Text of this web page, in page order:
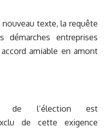
texte, la requête
démarches entreprises
amiable en amont
de l’élection est
de cette exigence